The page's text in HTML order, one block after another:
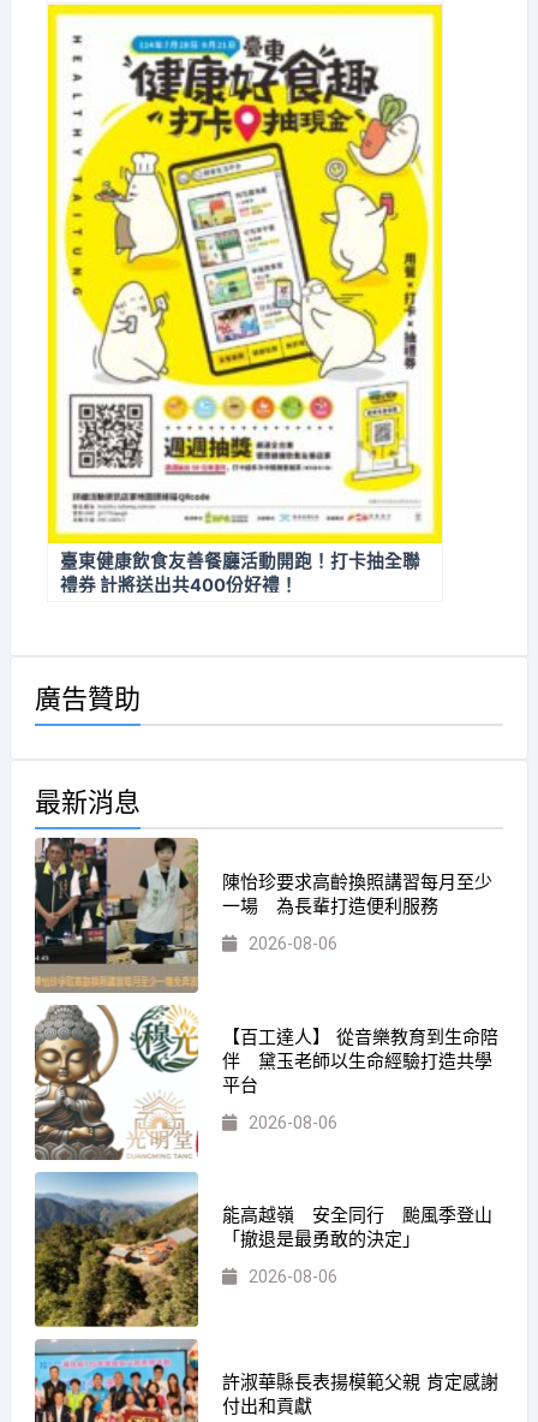
臺東健康飲食友善餐廳活動開跑！打卡抽全聯
禮券 計將送出共400份好禮！
廣告贊助
最新消息
陳怡珍要求高齡換照講習每月至少
一場 為長輩打造便利服務
2026-08-06
【百工達人】 從音樂教育到生命陪
伴 黛玉老師以生命經驗打造共學
平台
2026-08-06
能高越嶺 安全同行 颱風季登山
「撤退是最勇敢的決定」
2026-08-06
許淑華縣長表揚模範父親 肯定感謝
付出和貢獻